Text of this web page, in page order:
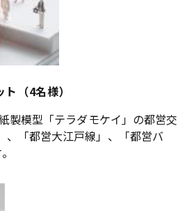
（4名様）
製模型「テラダモケイ」の都営交
、「都営大江戸線」、「都営バ